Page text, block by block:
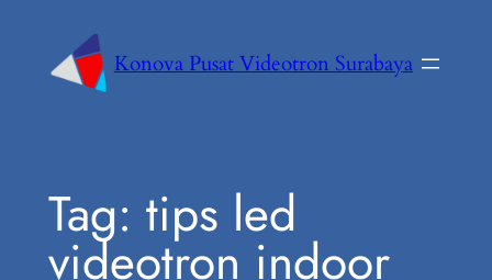
Konova Pusat Videotron Surabaya
Tag: tips led
videotron indoor